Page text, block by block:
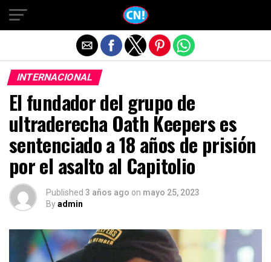
INTERNACIONAL
El fundador del grupo de
ultraderecha Oath Keepers es
sentenciado a 18 años de prisión
por el asalto al Capitolio
Published 3 años ago on mayo 25, 2023
Byadmin
Salir de la versión móvil